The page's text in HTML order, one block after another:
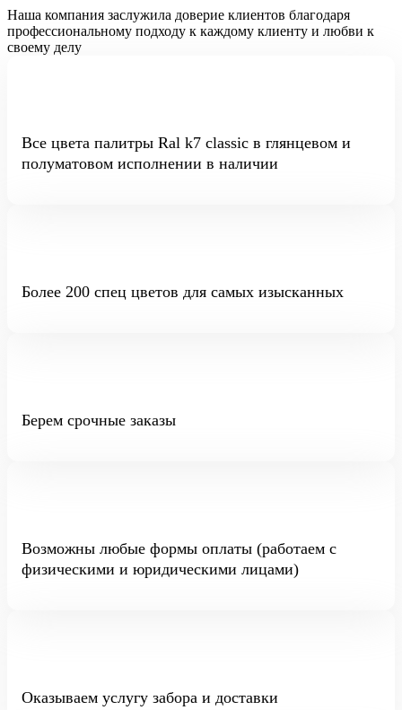
Наша компания заслужила доверие клиентов благодаря
профессиональному подходу к каждому клиенту и любви к
своему делу
Все цвета палитры Ral k7 classic в глянцевом и
полуматовом исполнении в наличии
Более 200 спец цветов для самых изысканных
Берем срочные заказы
Возможны любые формы оплаты (работаем с
физическими и юридическими лицами)
Оказываем услугу забора и доставки